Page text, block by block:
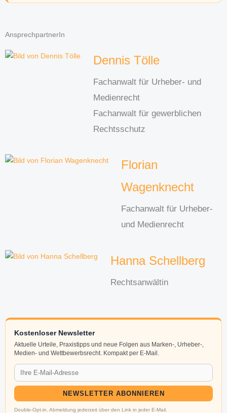
AnsprechpartnerIn
Dennis Tölle
Fachanwalt für Urheber- und
Medienrecht
Fachanwalt für gewerblichen
Rechtsschutz
Florian
Wagenknecht
Fachanwalt für Urheber-
und Medienrecht
Hanna Schellberg
Rechtsanwältin
Kostenloser Newsletter
Aktuelle Urteile, Praxistipps und neue Folgen aus Marken-, Urheber-,
Medien- und Wettbewerbsrecht. Kompakt per E-Mail.
NEWSLETTER ABONNIEREN
Double-Opt-in. Abmeldung jederzeit über den Link in jeder E-Mail.